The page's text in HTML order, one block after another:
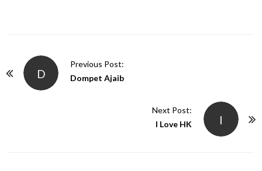
D
Previous Post:
Dompet Ajaib
I
Next Post:
I Love HK